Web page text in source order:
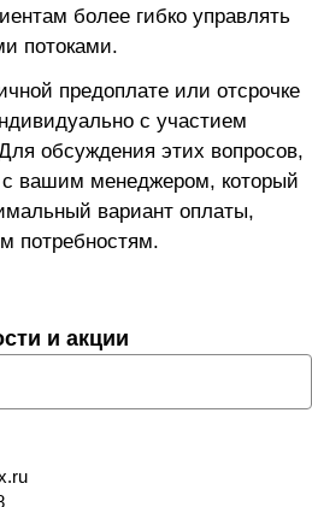
более гибко управлять
потоками.
предоплате или отсрочке
с участием
обсуждения этих вопросов,
с вашим менеджером, который
вариант оплаты,
потребностям.
и акции